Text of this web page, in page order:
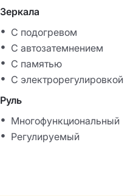
Зеркала
С подогревом
С автозатемнением
С памятью
С электрорегулировкой
Руль
Многофункциональный
Регулируемый